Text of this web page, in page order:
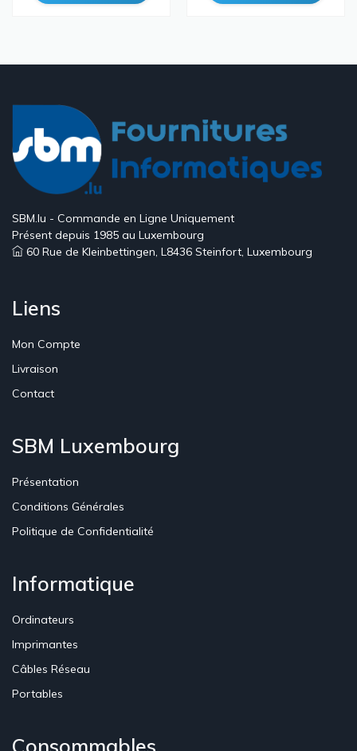
SBM.lu - Commande en Ligne Uniquement
Présent depuis 1985 au Luxembourg
60 Rue de Kleinbettingen, L8436 Steinfort, Luxembourg
Liens
Mon Compte
Livraison
Contact
SBM Luxembourg
Présentation
Conditions Générales
Politique de Confidentialité
Informatique
Ordinateurs
Imprimantes
Câbles Réseau
Portables
Consommables